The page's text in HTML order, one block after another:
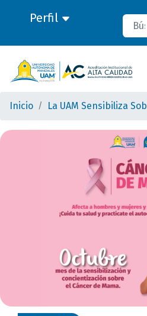
Perfil
Inicio La UAM Sensibiliza